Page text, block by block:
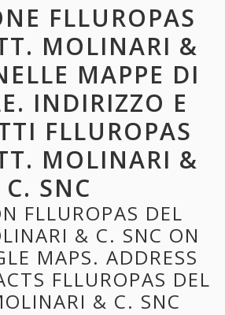
FLLUROPAS
MOLINARI &
MAPPE DI
INDIRIZZO E
FLLUROPAS
MOLINARI &
C. SNC
FLLUROPAS DEL
& C. SNC ON
MAPS. ADDRESS
FLLUROPAS DEL
& C. SNC